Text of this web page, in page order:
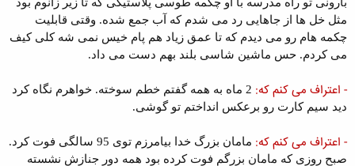
مثل خل ها از جاهایی رد می شدم که آب جمع شده. وقتی قابلیت
چکمه هام رو می دیدم که تا عمق زیاد هم پام خیس نمی شه کلی کیف
می کردم. حس ماشین شاسی بلند بهم دست می داد.
- اعتراف می کنم که:
2 ماه به همه گفتم خطم سوخته. خواهرم نگاه کرد
دید سیم کارت رو برعکس انداختم تو گوشی.
- اعتراف می کنم که:
مامان بزرگ خدا بیامرزم توی 95 سالگی فوت کرد.
صبح روزی که مامان بزرگم فوت کرده بود همه دور جنازش نشسته